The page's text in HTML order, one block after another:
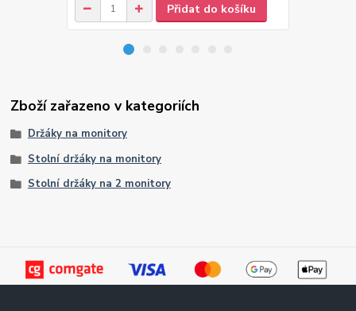
Přidat do košíku
Zboží zařazeno v kategoriích
Držáky na monitory
Stolní držáky na monitory
Stolní držáky na 2 monitory